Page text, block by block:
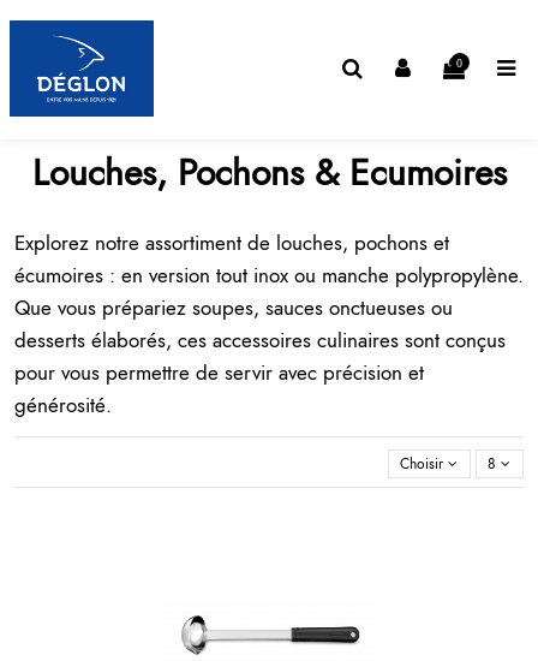
0
Louches, Pochons & Ecumoires
Explorez notre assortiment de louches, pochons et
écumoires : en version tout inox ou manche polypropylène.
Que vous prépariez soupes, sauces onctueuses ou
desserts élaborés, ces accessoires culinaires sont conçus
pour vous permettre de servir avec précision et
générosité.
Choisir 8